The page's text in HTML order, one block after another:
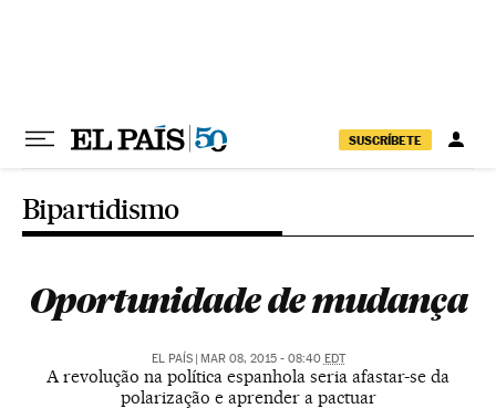
SUSCRÍBETE
Bipartidismo
Oportunidade de mudança
EL PAÍS | MAR 08, 2015 - 08:40 EDT
A revolução na política espanhola seria afastar-se da
polarização e aprender a pactuar